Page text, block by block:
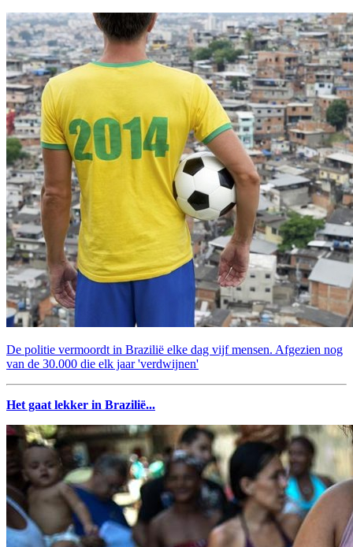
De politie vermoordt in Brazilië elke dag vijf mensen. Afgezien nog
van de 30.000 die elk jaar 'verdwijnen'
Het gaat lekker in Brazilië...